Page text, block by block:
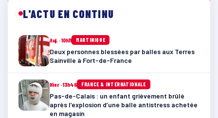
L'ACTU EN CONTINU
Auj. · 10h11 MARTINIQUE
Deux personnes blessées par balles aux Terres
Sainville à Fort-de-France
Hier · 13h46 FRANCE & INTERNATIONALE
Pas-de-Calais : un enfant grièvement brûlé
après l’explosion d’une balle antistress achetée
en magasin